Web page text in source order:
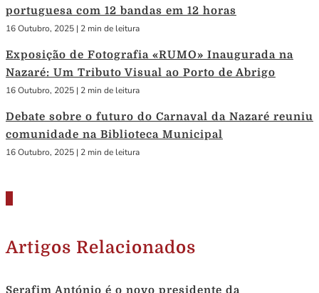
portuguesa com 12 bandas em 12 horas
16 Outubro, 2025 | 2 min de leitura
Exposição de Fotografia «RUMO» Inaugurada na
Nazaré: Um Tributo Visual ao Porto de Abrigo
16 Outubro, 2025 | 2 min de leitura
Debate sobre o futuro do Carnaval da Nazaré reuniu
comunidade na Biblioteca Municipal
16 Outubro, 2025 | 2 min de leitura
Artigos Relacionados